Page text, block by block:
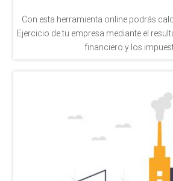
Con esta herramienta online podrás
Ejercicio de tu empresa mediante el
financiero y los